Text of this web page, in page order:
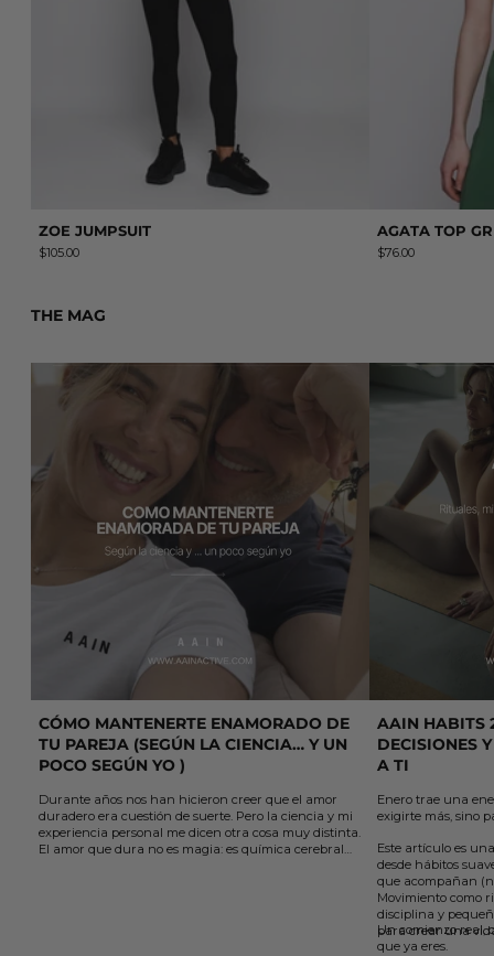
ZOE JUMPSUIT
$105.00
AGATA TOP
$76.00
THE MAG
Leer más: Cómo mantenerte enamorado de tu pareja
CÓMO MANTENERTE ENAMORADO DE
TU PAREJA (SEGÚN LA CIENCIA… Y UN
POCO SEGÚN YO )
Durante años nos han hicieron creer que el amor
duradero era cuestión de suerte. Pero la ciencia y mi
experiencia personal me dicen otra cosa muy distinta.
El amor que dura no es magia: es química cerebral
Leer más:
AAIN HABITS
DECISIONES
A TI
Enero trae una
exigirte más, sino
Este artículo es
desde hábitos
que acompañan
Movimiento como
disciplina y
para crear una
Un comienzo real,
que ya eres.